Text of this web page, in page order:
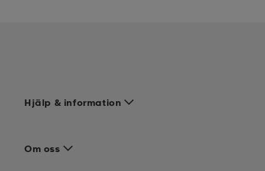
Hjälp & information
Om oss